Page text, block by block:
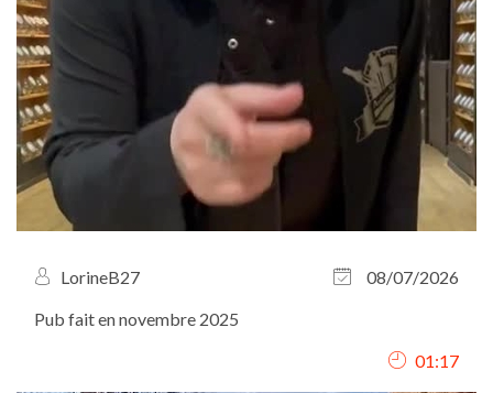
LorineB27
08/07/2026
Pub fait en novembre 2025
01:17